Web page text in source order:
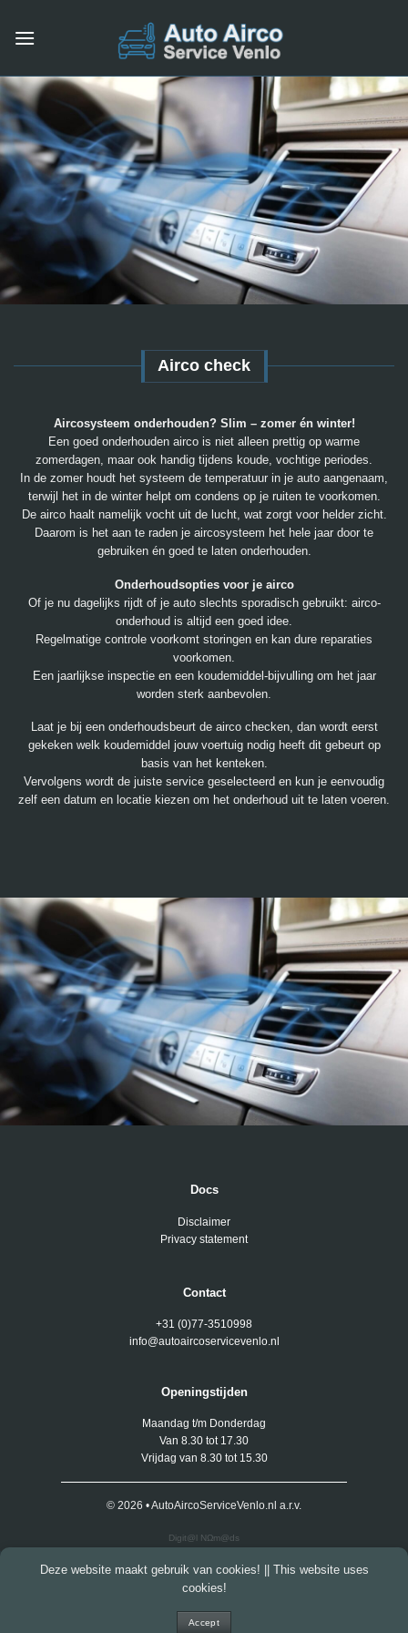
Airco check
Aircosysteem onderhouden? Slim – zomer én winter!
Een goed onderhouden airco is niet alleen prettig op warme
zomerdagen, maar ook handig tijdens koude, vochtige periodes.
In de zomer houdt het systeem de temperatuur in je auto aangenaam,
terwijl het in de winter helpt om condens op je ruiten te voorkomen.
De airco haalt namelijk vocht uit de lucht, wat zorgt voor helder zicht.
Daarom is het aan te raden je aircosysteem het hele jaar door te
gebruiken én goed te laten onderhouden.
Onderhoudsopties voor je airco
Of je nu dagelijks rijdt of je auto slechts sporadisch gebruikt: airco-
onderhoud is altijd een goed idee.
Regelmatige controle voorkomt storingen en kan dure reparaties
voorkomen.
Een jaarlijkse inspectie en een koudemiddel-bijvulling om het jaar
worden sterk aanbevolen.
Laat je bij een onderhoudsbeurt de airco checken, dan wordt eerst
gekeken welk koudemiddel jouw voertuig nodig heeft dit gebeurt op
basis van het kenteken.
Vervolgens wordt de juiste service geselecteerd en kun je eenvoudig
zelf een datum en locatie kiezen om het onderhoud uit te laten voeren.
Docs
Disclaimer
Privacy statement
Contact
+31 (0)77-3510998
info@autoaircoservicevenlo.nl
Openingstijden
Maandag t/m Donderdag
Van 8.30 tot 17.30
Vrijdag van 8.30 tot 15.30
© 2026 • AutoAircoServiceVenlo.nl a.r.v.
Digit@l NΩm@ds
Deze website maakt gebruik van cookies! || This website uses
cookies!
Accept